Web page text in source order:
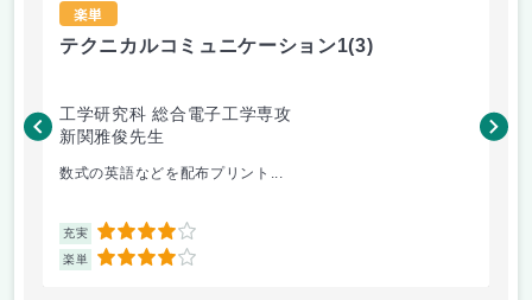
楽単
テクニカルコミュニケーション1(3)
工学研究科 総合電子工学専攻
新関雅俊先生
数式の英語などを配布プリント...
充実 4
楽単 4
新